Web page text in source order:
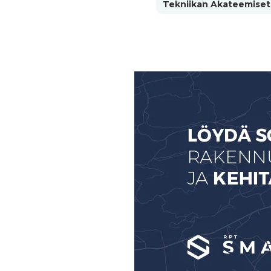
Tekniikan Akateemiset